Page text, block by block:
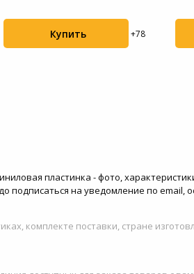
Купить +78
пластинка - фото,
подписаться на уведомление по email,
комплекте поставки, стране